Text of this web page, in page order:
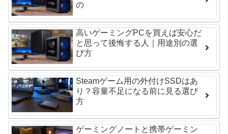
の
高いゲーミングPCを買えば安心だ
と思って後悔する人｜用途別の選
び方
Steamゲーム用の外付けSSDはあ
り？容量不足になる前に見る選び
方
ゲーミングノートと携帯ゲーミン